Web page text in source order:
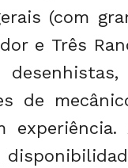
(com
e Três
de